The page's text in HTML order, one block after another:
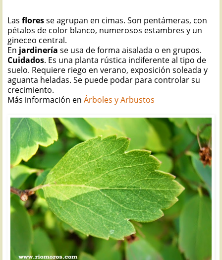
Las floresse agrupan en cimas. Son pentámeras, con
pétalos de color blanco, numerosos estambres y un
gineceo central.
En jardinería se usa de forma aisalada o en grupos.
Cuidados. Es una planta rústica indiferente al tipo de
suelo. Requiere riego en verano, exposición soleada y
aguanta heladas. Se puede podar para controlar su
crecimiento.
Más información en Árboles y Arbustos